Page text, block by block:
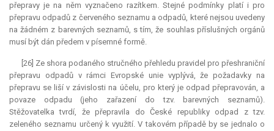
přepravy je na něm vyznačeno razítkem. Stejné podmínky platí i pro
přepravu odpadů z červeného seznamu a odpadů, které nejsou uvedeny
na žádném z barevných seznamů, s tím, že souhlas příslušných orgánů
musí být dán předem v písemné formě.
[26] Ze shora podaného stručného přehledu pravidel pro přeshraniční
přepravu odpadů v rámci Evropské unie vyplývá, že požadavky na
přepravu se liší v závislosti na účelu, pro který je odpad přepravován, a
povaze odpadu (jeho zařazení do tzv. barevných seznamů).
Stěžovatelka tvrdí, že přepravila do České republiky odpad z tzv.
zeleného seznamu určený k využití. V takovém případě by se jednalo o